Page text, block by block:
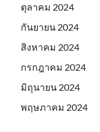
ตุลาคม 2024
กันยายน 2024
สิงหาคม 2024
กรกฎาคม 2024
มิถุนายน 2024
พฤษภาคม 2024